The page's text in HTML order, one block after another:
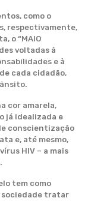
como o
respectivamente,
o “MAIO
voltadas à
e à
cada cidadão,
cor amarela,
já idealizada e
conscientização
e, até mesmo,
HIV – a mais
tem como
sociedade tratar